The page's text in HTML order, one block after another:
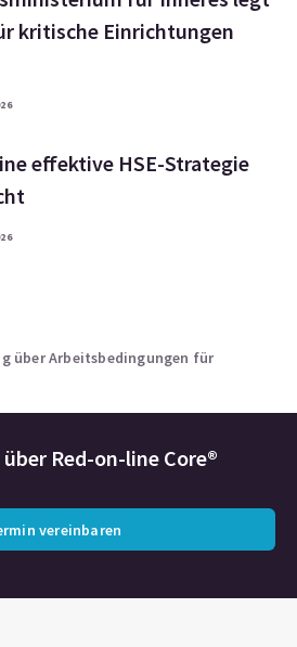
kritische Einrichtungen
effektive HSE-Strategie
über Arbeitsbedingungen für
über Red-on-line Core®
vereinbaren